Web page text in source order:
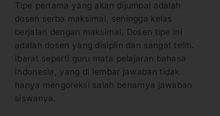
Tipe pertama yang akan dijumpai adalah
dosen serba maksimal, sehingga kelas
berjalan dengan maksimal. Dosen tipe ini
adalah dosen yang disiplin dan sangat teliti.
Ibarat seperti guru mata pelajaran bahasa
Indonesia, yang di lembar jawaban tidak
hanya mengoreksi salah benarnya jawaban
siswanya.